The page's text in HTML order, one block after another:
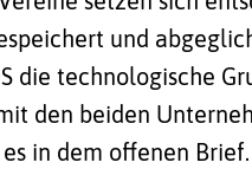
und
die technologische
den beiden
in dem offenen Brief.